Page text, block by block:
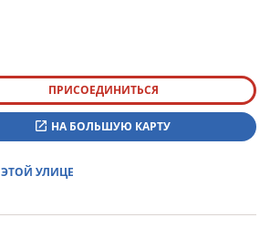
ПРИСОЕДИНИТЬСЯ
НА БОЛЬШУЮ КАРТУ
УЛИЦЕ